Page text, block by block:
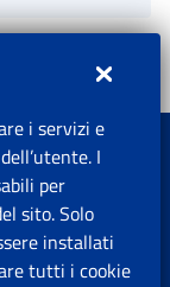
i nostri servizi
i servizi e
I
per
sito. Solo
installati
tutti i cookie